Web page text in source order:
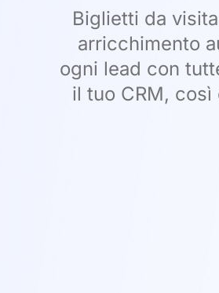
Biglietti da
arricchimento
ogni lead con
il tuo CRM,